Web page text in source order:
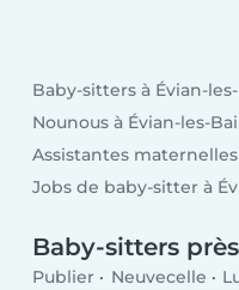
Baby-sitters à Évian-
Nounous à Évian-les-
Assistantes
Jobs de baby-sitter à
Baby-sitters
Publier Neuvecelle